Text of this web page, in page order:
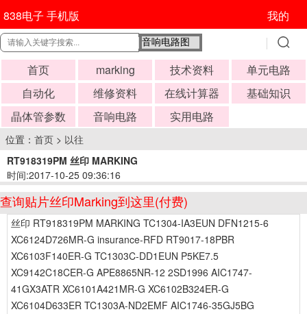
838电子 手机版 我的
首页 marking 技术资料
单元电路
自动化
维修资料 在线计算器
基础知识
晶体管参数
音响电路 实用电路
位置： 首页 > 以往
RT918319PM 丝印 MARKING
时间:2017-10-25 09:36:16
查询贴片丝印Marking到这里(付费)
丝印 RT918319PM MARKING TC1304-IA3EUN DFN1215-6
XC6124D726MR-G insurance-RFD RT9017-18PBR
XC6103F140ER-G TC1303C-DD1EUN P5KE7.5
XC9142C18CER-G APE8865NR-12 2SD1996 AIC1747-
41GX3ATR XC6101A421MR-G XC6102B324ER-G
XC6104D633ER TC1303A-ND2EMF AIC1746-35GJ5BG